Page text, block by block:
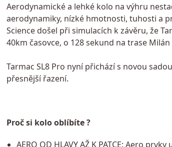
Aerodynamické a lehké kolo na výhru
aerodynamiky, nízké hmotnosti, tuhosti a
Science došel při simulacích k závěru, že
40km časovce, o 128 sekund na trase
Tarmac SL8 Pro nyní přichází s novou
přesnější řazení.
Proč si kolo oblíbíte ?
AERO OD HLAVY AŽ K PATCE: Aero